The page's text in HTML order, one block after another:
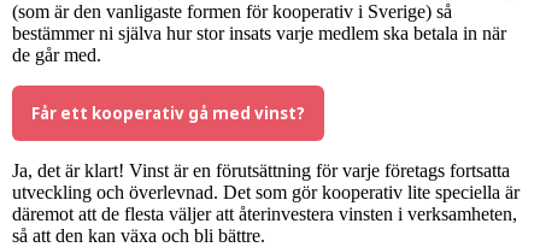
(som är den vanligaste formen för kooperativ i Sverige) så
bestämmer ni själva hur stor insats varje medlem ska betala in när
de går med.
Får ett kooperativ gå med vinst?
Ja, det är klart! Vinst är en förutsättning för varje företags fortsatta
utveckling och överlevnad. Det som gör kooperativ lite speciella är
däremot att de flesta väljer att återinvestera vinsten i verksamheten,
så att den kan växa och bli bättre.